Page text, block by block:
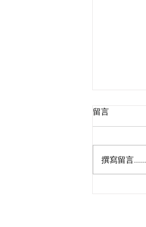
留言
撰寫留言......